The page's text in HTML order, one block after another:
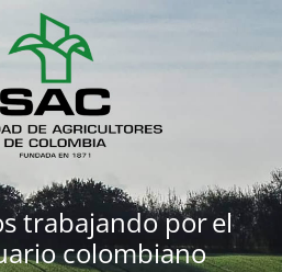
trabajando porel
colombiano